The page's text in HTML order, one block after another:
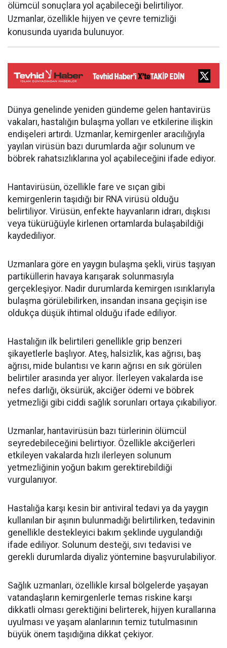
ölümcül sonuçlara yol açabileceği belirtiliyor.
Uzmanlar, özellikle hijyen ve çevre temizliği
konusunda uyarıda bulunuyor.
Dünya genelinde yeniden gündeme gelen hantavirüs
vakaları, hastalığın bulaşma yolları ve etkilerine ilişkin
endişeleri artırdı. Uzmanlar, kemirgenler aracılığıyla
yayılan virüsün bazı durumlarda ağır solunum ve
böbrek rahatsızlıklarına yol açabileceğini ifade ediyor.
Hantavirüsün, özellikle fare ve sıçan gibi
kemirgenlerin taşıdığı bir RNA virüsü olduğu
belirtiliyor. Virüsün, enfekte hayvanların idrarı, dışkısı
veya tükürüğüyle kirlenen ortamlarda bulaşabildiği
kaydediliyor.
Uzmanlara göre en yaygın bulaşma şekli, virüs taşıyan
partiküllerin havaya karışarak solunmasıyla
gerçekleşiyor. Nadir durumlarda kemirgen ısırıklarıyla
bulaşma görülebilirken, insandan insana geçişin ise
oldukça düşük ihtimal olduğu ifade ediliyor.
Hastalığın ilk belirtileri genellikle grip benzeri
şikayetlerle başlıyor. Ateş, halsizlik, kas ağrısı, baş
ağrısı, mide bulantısı ve karın ağrısı en sık görülen
belirtiler arasında yer alıyor. İlerleyen vakalarda ise
nefes darlığı, öksürük, akciğer ödemi ve böbrek
yetmezliği gibi ciddi sağlık sorunları ortaya çıkabiliyor.
Uzmanlar, hantavirüsün bazı türlerinin ölümcül
seyredebileceğini belirtiyor. Özellikle akciğerleri
etkileyen vakalarda hızlı ilerleyen solunum
yetmezliğinin yoğun bakım gerektirebildiği
vurgulanıyor.
Hastalığa karşı kesin bir antiviral tedavi ya da yaygın
kullanılan bir aşının bulunmadığı belirtilirken, tedavinin
genellikle destekleyici bakım şeklinde uygulandığı
ifade ediliyor. Solunum desteği, sıvı tedavisi ve
gerekli durumlarda diyaliz yöntemine başvurulabiliyor.
Sağlık uzmanları, özellikle kırsal bölgelerde yaşayan
vatandaşların kemirgenlerle temas riskine karşı
dikkatli olması gerektiğini belirterek, hijyen kurallarına
uyulması ve yaşam alanlarının temiz tutulmasının
büyük önem taşıdığına dikkat çekiyor.